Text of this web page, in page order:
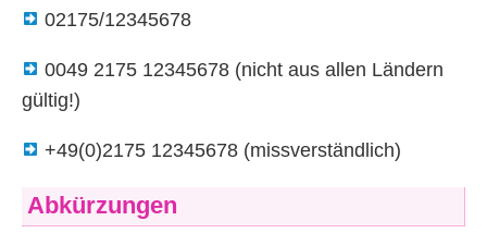
02175/12345678
0049 2175 12345678 (nicht aus allen Ländern
gültig!)
+49(0)2175 12345678 (missverständlich)
Abkürzungen